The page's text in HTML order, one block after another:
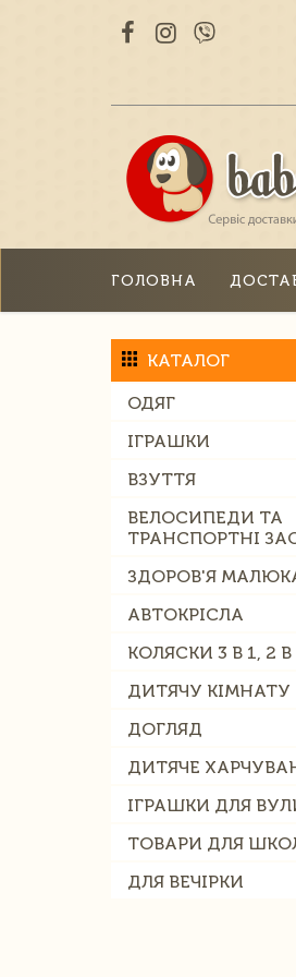
ГОЛОВНА
КАТАЛОГ
ОДЯГ
ІГРАШКИ
ВЗУТТЯ
ВЕЛОСИПЕДИ ТА
ТРАНСПОРТНІ
ЗДОРОВ'Я
АВТОКРІСЛА
КОЛЯСКИ 3 В 1, 2 В
ДИТЯЧУ КІМНАТУ
ДОГЛЯД
ДИТЯЧЕ
ІГРАШКИ ДЛЯ
ТОВАРИ ДЛЯ
ДЛЯ ВЕЧІРКИ